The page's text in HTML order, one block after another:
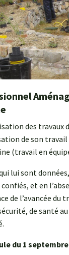
des travaux
de son
(travail en
lui sont
et en
de l’avancée
de santé
du 1 septembre